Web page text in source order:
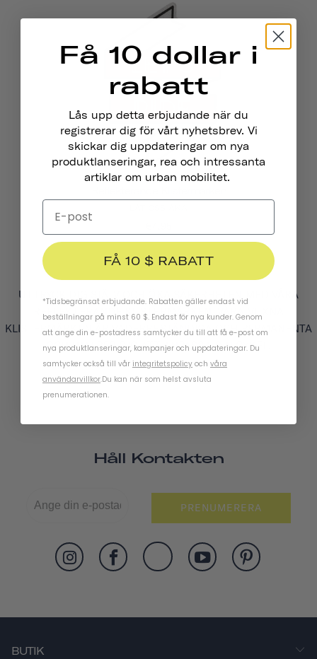
UTTRYCK DIG SJÄLV OCH ÖKA SÄKERHETEN MED VÅRA
REFLEKTERANDE KLISTERMÄRKEN. VÅRA VUXNA
KLISTERMÄRKEN ÄR VÄDERBESTÄNDIGA OCH PERMANENTA
OCH HJÄLPER DIG ATT ANPASSA DIN CYKEL.
Håll Kontakten
PRENUMERERA
BUTIK
Få 10 dollar i
rabatt
Lås upp detta erbjudande när du
registrerar dig för vårt nyhetsbrev. Vi
skickar dig uppdateringar om nya
produktlanseringar, rea och intressanta
artiklar om urban mobilitet.
FÅ 10 $ RABATT
*Tidsbegränsat erbjudande. Rabatten gäller endast vid
beställningar på minst 60 $. Endast för nya kunder. Genom
att ange din e-postadress samtycker du till att få e-post om
nya produktlanseringar, kampanjer och uppdateringar. Du
samtycker också till vår integritetspolicy och våra
användarvillkor.Du kan när som helst avsluta
prenumerationen.